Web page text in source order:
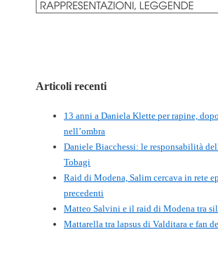
Articoli recenti
13 anni a Daniela Klette per rapine,
nell’ombra
Daniele Biacchessi: le responsabilità
Tobagi
Raid di Modena, Salim cercava in rete
precedenti
Matteo Salvini e il raid di Modena tra
Mattarella tra lapsus di Valditara e fan